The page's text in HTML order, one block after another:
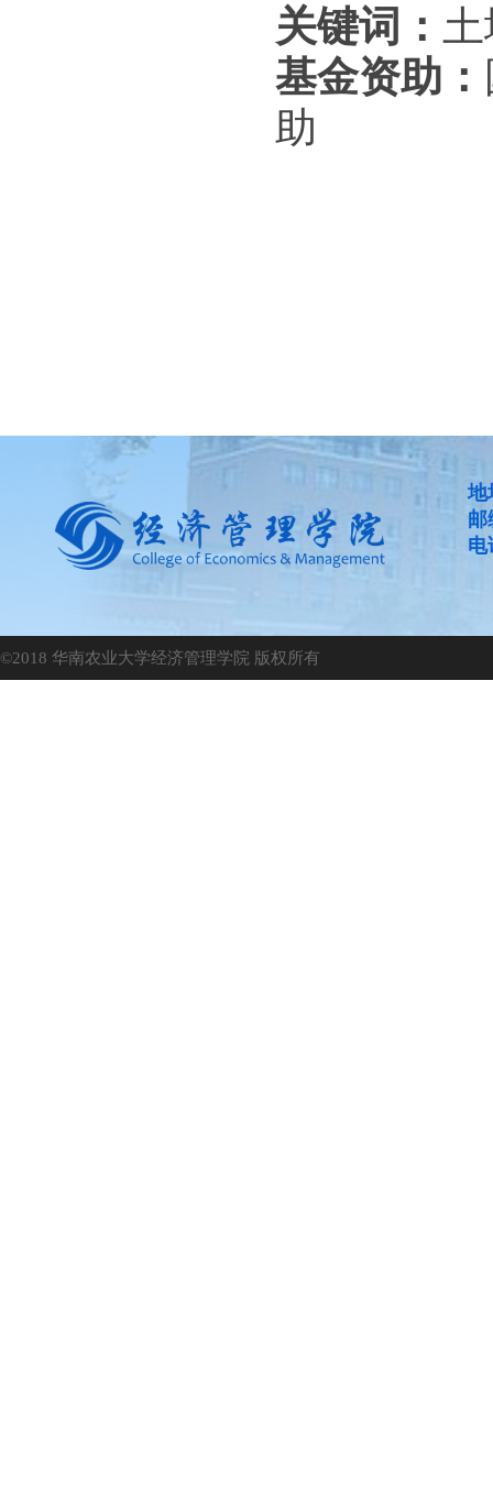
关键词：
基金资助：
助
地
邮
电
©2018 华南农业大学经济管理学院 版权所有